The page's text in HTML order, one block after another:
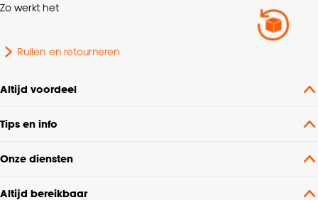
Zo werkt het
Ruilen en retourneren
Altijd voordeel
Tips en info
Onze diensten
Altijd bereikbaar